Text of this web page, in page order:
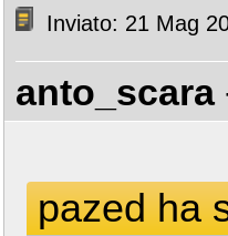
Inviato: 21 Mag
anto_scara
pazed ha